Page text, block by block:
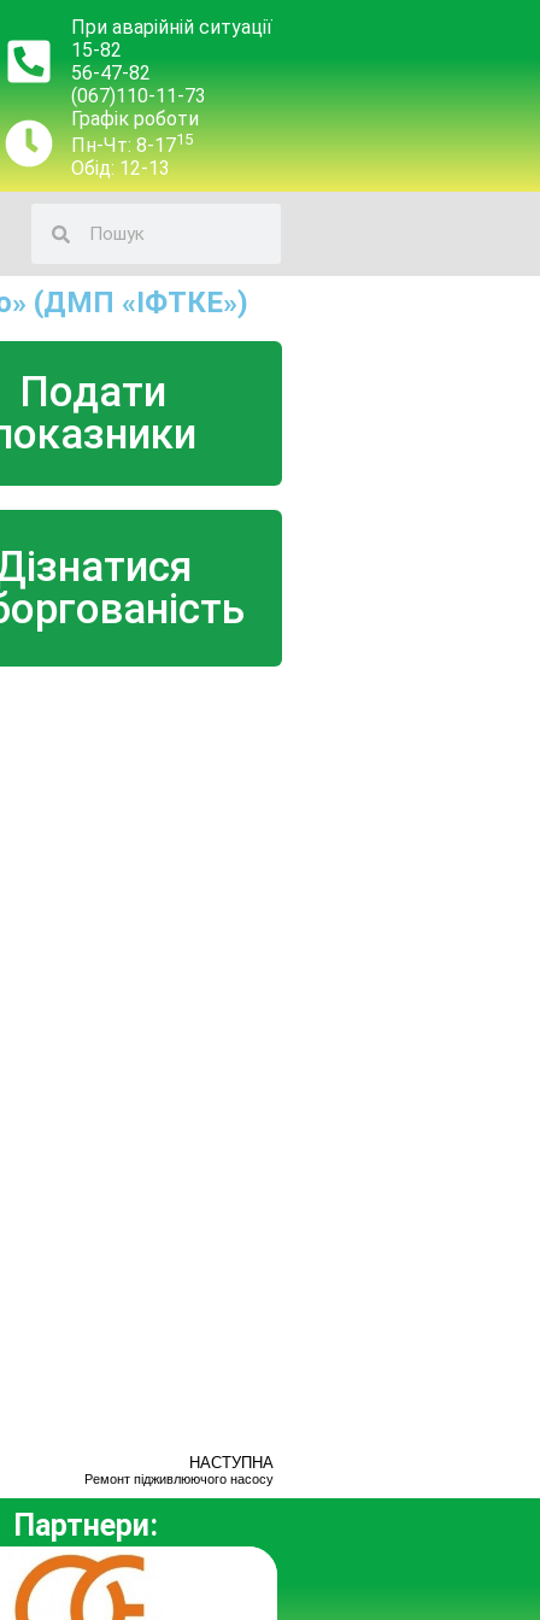
При аварійній ситуації
15-82
56-47-82
(067)110-11-73
Графік роботи
Пн-Чт: 8-1715
Обід: 12-13
(ДМП «ІФТКЕ»)
Подати
НАСТУПНА
Ремонт підживлюючого насосу
Партнери: